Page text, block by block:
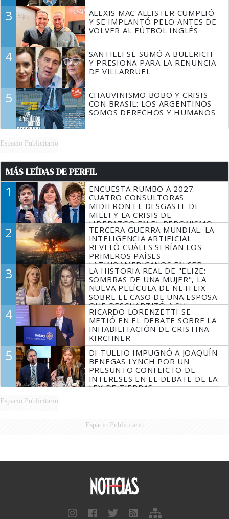
3
ALEXIS MAC ALLISTER CUMPLIÓ
Y SE IMPLANTÓ PELO ANTES DE
VOLVER AL FÚTBOL INGLÉS
4
SANTILLI SE SUMÓ A BULLRICH
Y PRESIONA PARA LA RENUNCIA
DE VILLARRUEL
5
CHAUVINISMO BOBO Y CRISIS
CON BRASIL: LOS ARGENTINOS
SOMOS DERECHOS Y HUMANOS
Espacio Publicitario
MÁS LEÍDAS DE PERFIL
1
ENCUESTA RUMBO A 2027:
CUATRO CONSULTORAS
MIDIERON EL DESGASTE DE
MILEI Y LA CRISIS DE
LIDERAZGO EN EL PERONISMO
2
TERCERA GUERRA MUNDIAL: LA
INTELIGENCIA ARTIFICIAL
REVELÓ CUÁLES SERÍAN LOS
PRIMEROS PAÍSES
LATINOAMERICANOS EN SER
DERROTADOS
3
LA HISTORIA REAL DE "ELIZE:
SOMBRAS DE UNA MUJER", LA
NUEVA PELÍCULA DE NETFLIX
SOBRE EL CASO DE UNA ESPOSA
QUE DESCUARTIZÓ A SU
MARIDO
4
RICARDO LORENZETTI SE
METIÓ EN EL DEBATE SOBRE LA
INHABILITACIÓN DE CRISTINA
KIRCHNER
5
DI TULLIO IMPUGNÓ A JOAQUÍN
BENEGAS LYNCH POR UN
PRESUNTO CONFLICTO DE
INTERESES EN EL DEBATE DE LA
LEY DE TIERRAS
Espacio Publicitario
Espacio Publicitario